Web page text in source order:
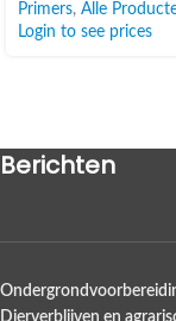
Primers, Alle
Login to see prices
Berichten
Dierverblijven en